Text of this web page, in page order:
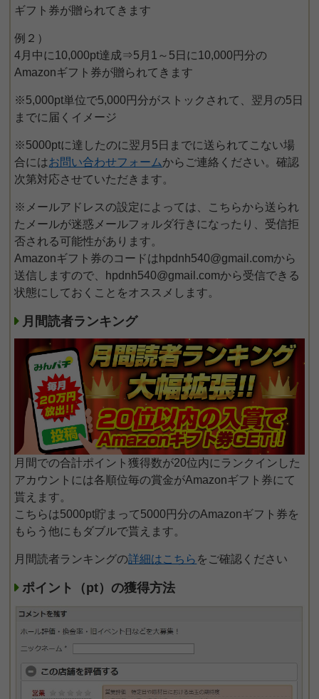
ギフト券が贈られてきます
例２）
4月中に10,000pt達成⇒5月1～5日に10,000円分の
Amazonギフト券が贈られてきます
※5,000pt単位で5,000円分がストックされて、翌月の5日
までに届くイメージ
※5000ptに達したのに翌月5日までに送られてこない場
合にはお問い合わせフォームからご連絡ください。確認
次第対応させていただきます。
※メールアドレスの設定によっては、こちらから送られ
たメールが迷惑メールフォルダ行きになったり、受信拒
否される可能性があります。
Amazonギフト券のコードはhpdnh540@gmail.comから
送信しますので、hpdnh540@gmail.comから受信できる
状態にしておくことをオススメします。
月間読者ランキング
月間での合計ポイント獲得数が20位内にランクインした
アカウントには各順位毎の賞金がAmazonギフト券にて
貰えます。
こちらは5000pt貯まって5000円分のAmazonギフト券を
もらう他にもダブルで貰えます。
月間読者ランキングの詳細はこちら をご確認ください
ポイント（pt）の獲得方法